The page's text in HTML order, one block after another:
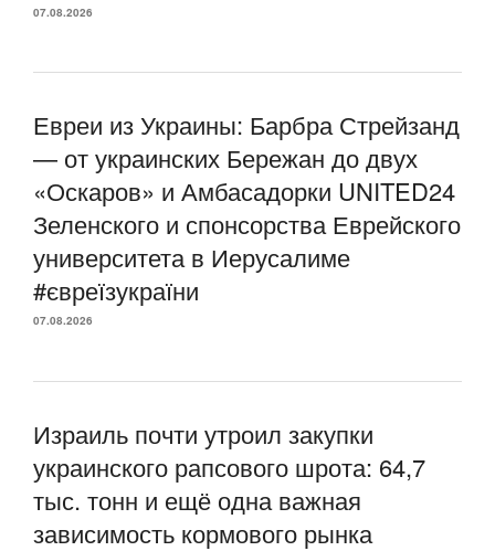
07.08.2026
Евреи из Украины: Барбра Стрейзанд
— от украинских Бережан до двух
«Оскаров» и Амбасадорки UNITED24
Зеленского и спонсорства Еврейского
университета в Иерусалиме
#євреїзукраїни
07.08.2026
Израиль почти утроил закупки
украинского рапсового шрота: 64,7
тыс. тонн и ещё одна важная
зависимость кормового рынка